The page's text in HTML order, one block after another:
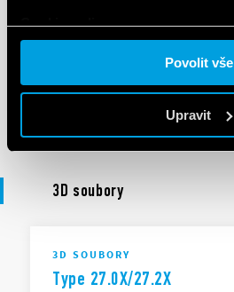
Cookie policy.
Povolit vše
Upravit
UKCA 27 Series
3D soubory
3D SOUBORY
Type 27.0X/27.2X